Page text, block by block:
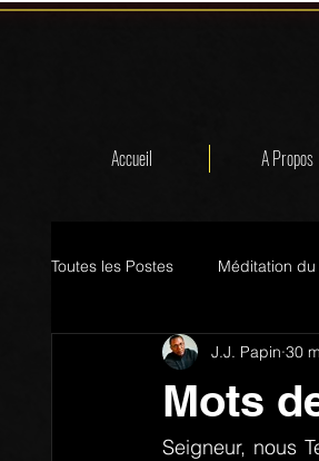
Accueil A Propos
Toutes les Postes Méditation
Mots
J.J. Papin 30
Seigneur, nous